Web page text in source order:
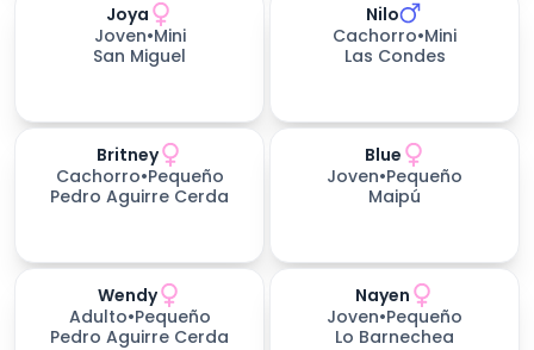
Joya
Joven•Mini
San Miguel
Nilo
Cachorro•Mini
Las Condes
Britney
Cachorro•Pequeño
Pedro Aguirre Cerda
Blue
Joven•Pequeño
Maipú
Wendy
Adulto•Pequeño
Pedro Aguirre Cerda
Nayen
Joven•Pequeño
Lo Barnechea